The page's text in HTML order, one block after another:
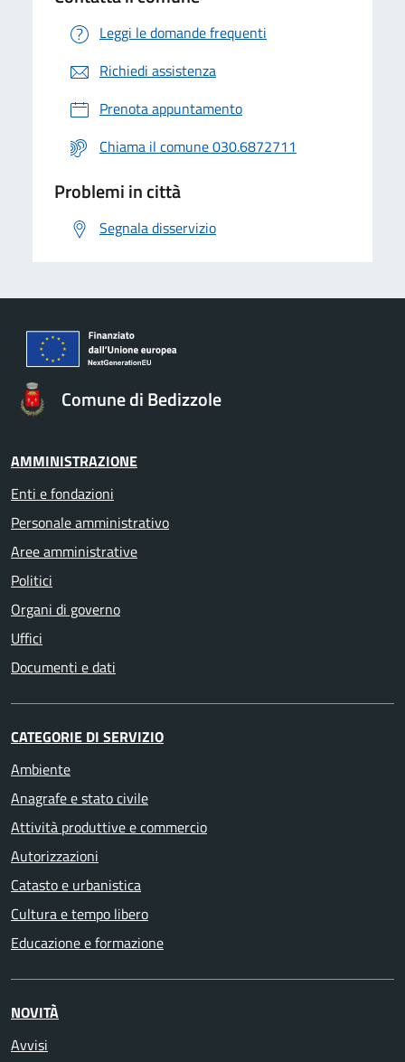
Leggi le domande frequenti
Richiedi assistenza
Prenota appuntamento
Chiama il comune 030.6872711
Problemi in città
Segnala disservizio
Comune di Bedizzole
AMMINISTRAZIONE
Enti e fondazioni
Personale amministrativo
Aree amministrative
Politici
Organi di governo
Uffici
Documenti e dati
CATEGORIE DI SERVIZIO
Ambiente
Anagrafe e stato civile
Attività produttive e commercio
Autorizzazioni
Catasto e urbanistica
Cultura e tempo libero
Educazione e formazione
NOVITÀ
Avvisi